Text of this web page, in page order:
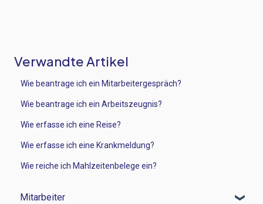
Verwandte Artikel
Wie beantrage ich ein Mitarbeitergespräch?
Wie beantrage ich ein Arbeitszeugnis?
Wie erfasse ich eine Reise?
Wie erfasse ich eine Krankmeldung?
Wie reiche ich Mahlzeitenbelege ein?
Mitarbeiter